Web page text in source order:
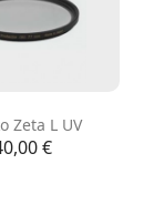
Zeta L UV
€